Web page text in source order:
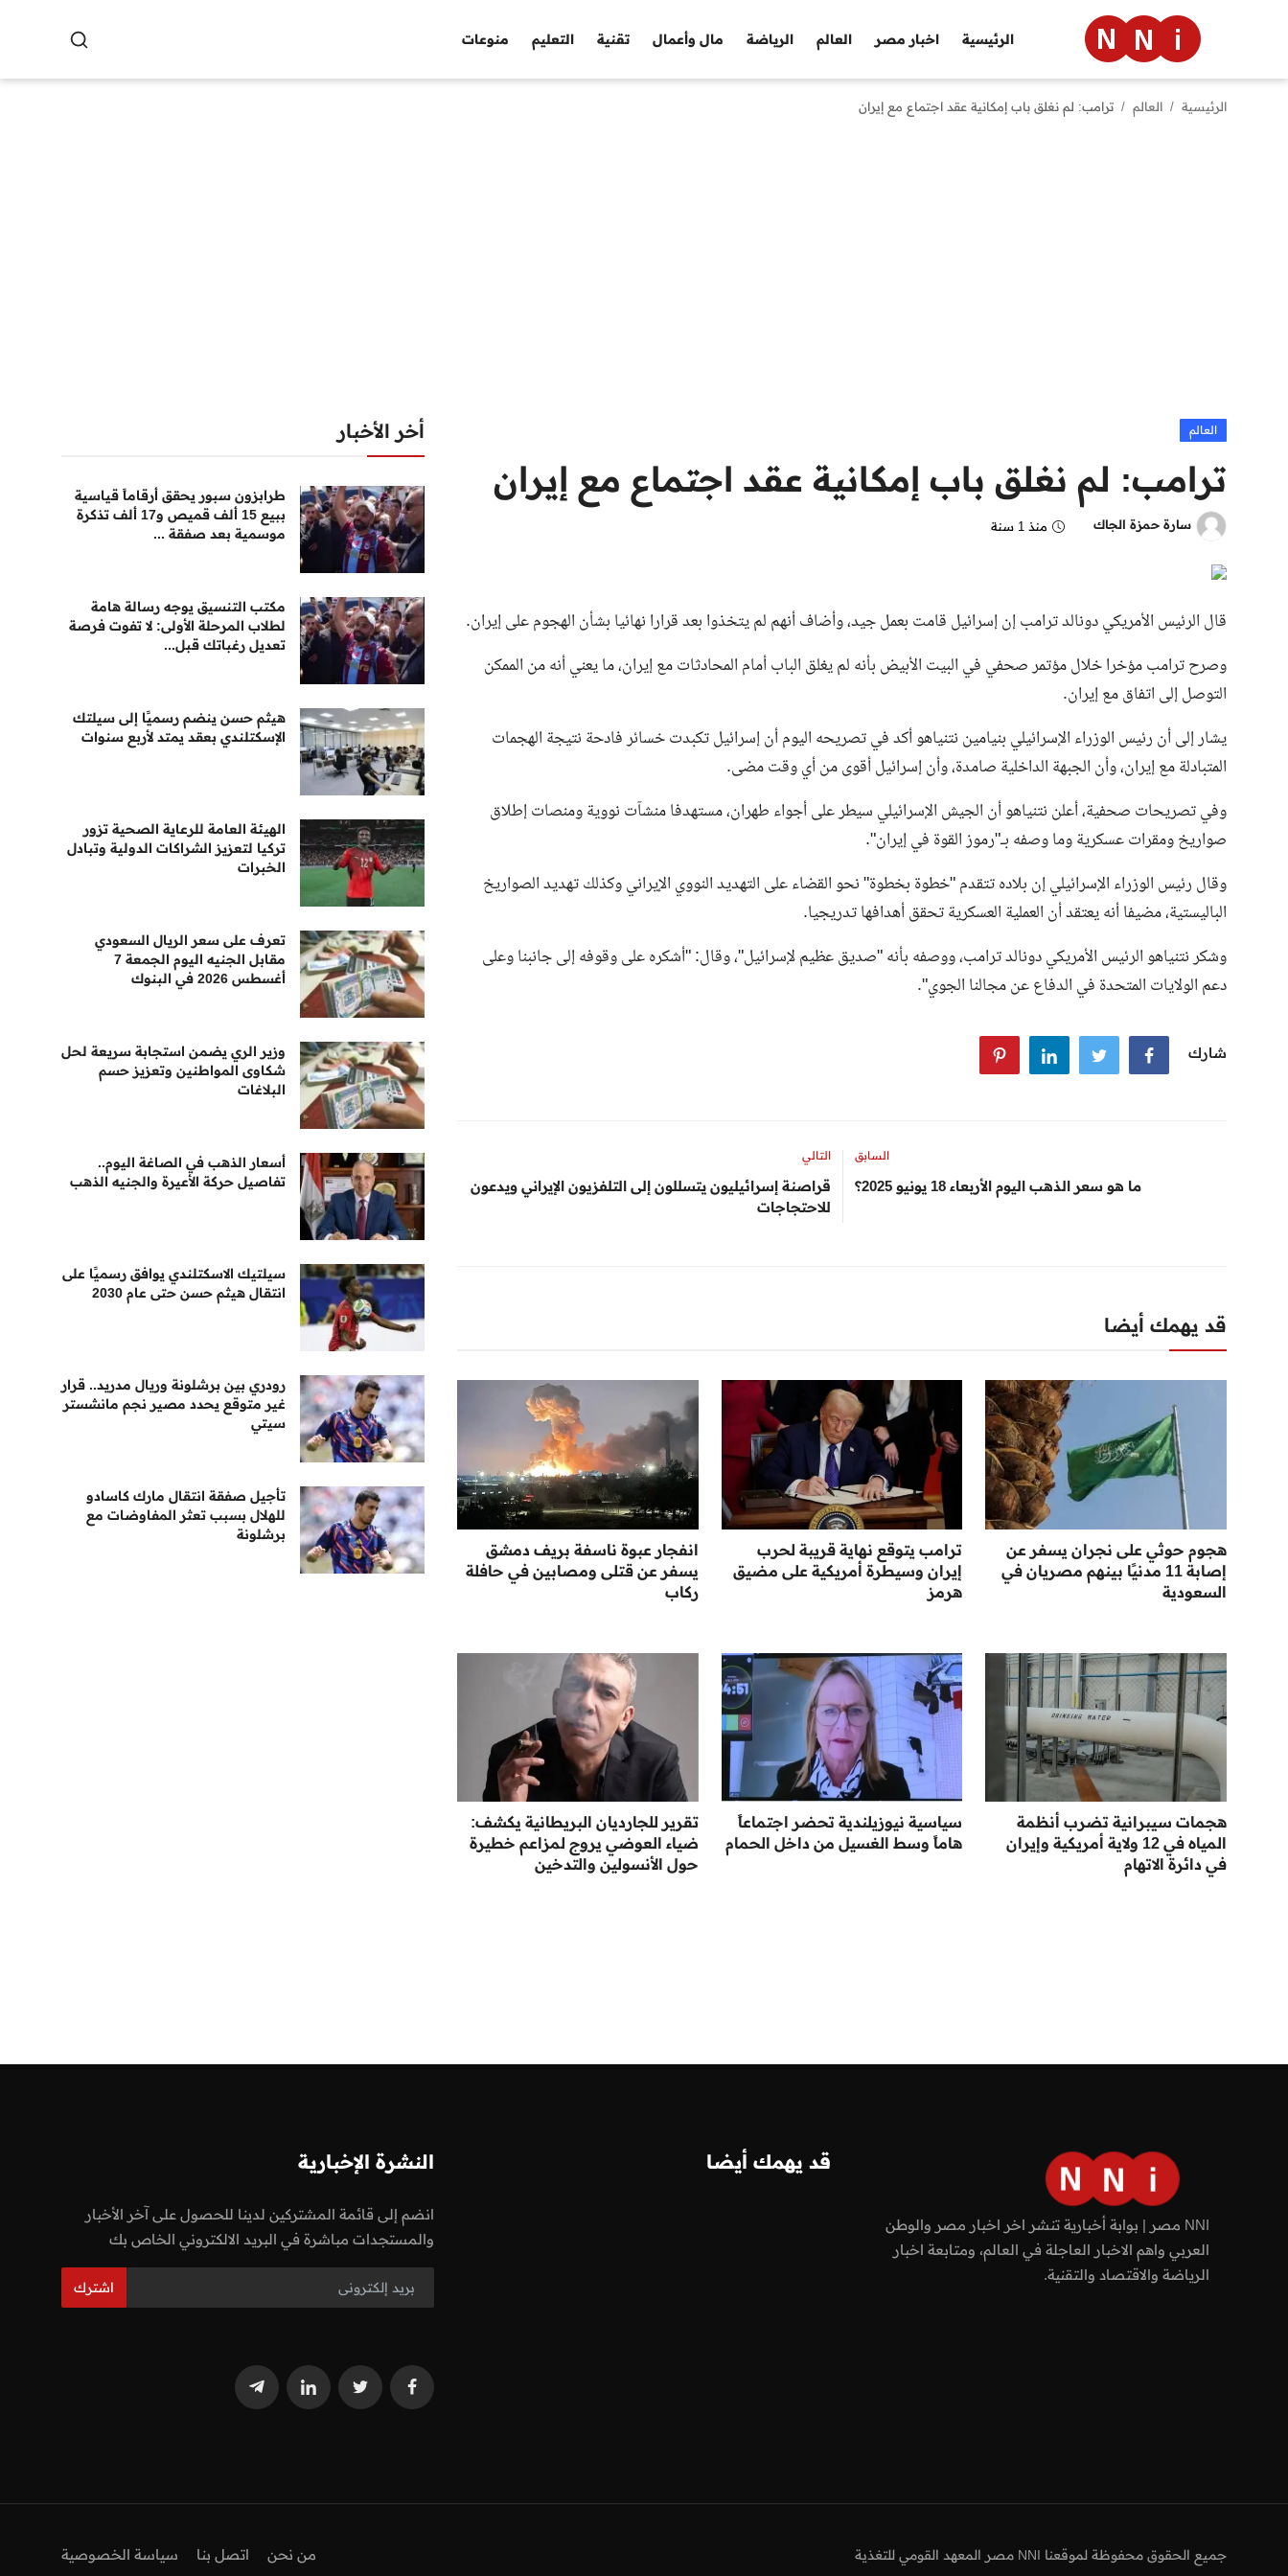
الرئيسية اخبار مصر العالم الرياضة مال وأعمال تقنية التعليم منوعات
منوعات
الرئيسية العالم ترامب: لم نغلق باب إمكانية عقد اجتماع مع إيران
العالم
ترامب: لم نغلق باب إمكانية عقد اجتماع مع إيران
سارة حمزة الجاك منذ 1 سنة
قال الرئيس الأمريكي دونالد ترامب إن إسرائيل قامت بعمل جيد، وأضاف أنهم لم يتخذوا بعد قرارا نهائيا بشأن الهجوم على إيران.
وصرح ترامب مؤخرا خلال مؤتمر صحفي في البيت الأبيض بأنه لم يغلق الباب أمام المحادثات مع إيران، ما يعني أنه من الممكن
التوصل إلى اتفاق مع إيران.
يشار إلى أن رئيس الوزراء الإسرائيلي بنيامين نتنياهو أكد في تصريحه اليوم أن إسرائيل تكبدت خسائر فادحة نتيجة الهجمات
المتبادلة مع إيران، وأن الجبهة الداخلية صامدة، وأن إسرائيل أقوى من أي وقت مضى.
وفي تصريحات صحفية، أعلن نتنياهو أن الجيش الإسرائيلي سيطر على أجواء طهران، مستهدفا منشآت نووية ومنصات إطلاق
صواريخ ومقرات عسكرية وما وصفه بـ"رموز القوة في إيران".
وقال رئيس الوزراء الإسرائيلي إن بلاده تتقدم "خطوة بخطوة" نحو القضاء على التهديد النووي الإيراني وكذلك تهديد الصواريخ
الباليستية، مضيفا أنه يعتقد أن العملية العسكرية تحقق أهدافها تدريجيا.
وشكر نتنياهو الرئيس الأمريكي دونالد ترامب، ووصفه بأنه "صديق عظيم لإسرائيل"، وقال: "أشكره على وقوفه إلى جانبنا وعلى
دعم الولايات المتحدة في الدفاع عن مجالنا الجوي".
شارك
السابق
ما هو سعر الذهب اليوم الأربعاء 18 يونيو 2025؟
التالي
قراصنة إسرائيليون يتسللون إلى التلفزيون الإيراني ويدعون
للاحتجاجات
قد يهمك أيضا
هجوم حوثي على نجران يسفر عن
إصابة 11 مدنيًا بينهم مصريان في
السعودية
ترامب يتوقع نهاية قريبة لحرب
إيران وسيطرة أمريكية على مضيق
هرمز
انفجار عبوة ناسفة بريف دمشق
يسفر عن قتلى ومصابين في حافلة
ركاب
هجمات سيبرانية تضرب أنظمة
المياه في 12 ولاية أمريكية وإيران
في دائرة الاتهام
سياسية نيوزيلندية تحضر اجتماعاً
هاماً وسط الغسيل من داخل الحمام
تقرير للجارديان البريطانية يكشف:
ضياء العوضي يروج لمزاعم خطيرة
حول الأنسولين والتدخين
أخر الأخبار
طرابزون سبور يحقق أرقاماً قياسية
ببيع 15 ألف قميص و17 ألف تذكرة
موسمية بعد صفقة ...
مكتب التنسيق يوجه رسالة هامة
لطلاب المرحلة الأولى: لا تفوت فرصة
تعديل رغباتك قبل...
هيثم حسن ينضم رسميًا إلى سيلتك
الإسكتلندي بعقد يمتد لأربع سنوات
الهيئة العامة للرعاية الصحية تزور
تركيا لتعزيز الشراكات الدولية وتبادل
الخبرات
تعرف على سعر الريال السعودي
مقابل الجنيه اليوم الجمعة 7
أغسطس 2026 في البنوك
وزير الري يضمن استجابة سريعة لحل
شكاوى المواطنين وتعزيز حسم
البلاغات
أسعار الذهب في الصاغة اليوم..
تفاصيل حركة الأعيرة والجنيه الذهب
سيلتيك الاسكتلندي يوافق رسميًا على
انتقال هيثم حسن حتى عام 2030
رودري بين برشلونة وريال مدريد.. قرار
غير متوقع يحدد مصير نجم مانشستر
سيتي
تأجيل صفقة انتقال مارك كاسادو
للهلال بسبب تعثر المفاوضات مع
برشلونة
NNI مصر | بوابة أخبارية تنشر اخر اخبار مصر والوطن
العربي واهم الاخبار العاجلة في العالم، ومتابعة اخبار
الرياضة والاقتصاد والتقنية.
قد يهمك أيضا النشرة الإخبارية
انضم إلى قائمة المشتركين لدينا للحصول على آخر الأخبار
والمستجدات مباشرة في البريد الالكتروني الخاص بك
اشترك
جميع الحقوق محفوظة لموقعنا NNI مصر المعهد القومي للتغذية من نحن اتصل بنا سياسة الخصوصية